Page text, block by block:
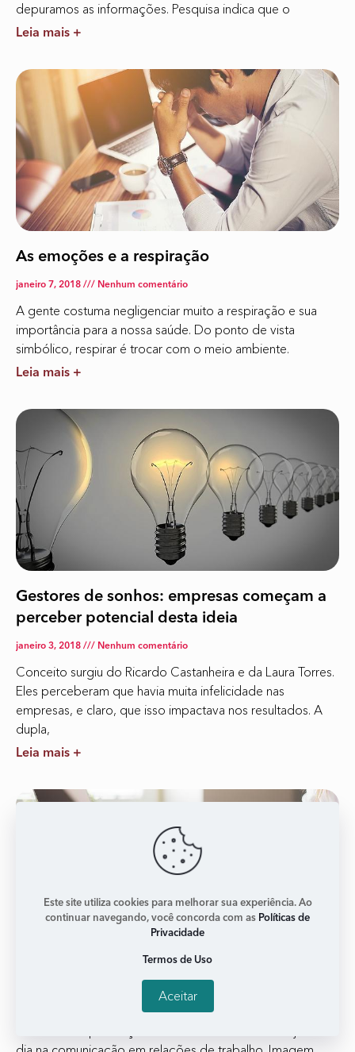
depuramos as informações. Pesquisa indica que o
Leia mais +
As emoções e a respiração
janeiro 7, 2018 Nenhum comentário
A gente costuma negligenciar muito a respiração e sua
importância para a nossa saúde. Do ponto de vista
simbólico, respirar é trocar com o meio ambiente.
Leia mais +
Gestores de sonhos: empresas começam a
perceber potencial desta ideia
janeiro 3, 2018 Nenhum comentário
Conceito surgiu do Ricardo Castanheira e da Laura Torres.
Eles perceberam que havia muita infelicidade nas
empresas, e claro, que isso impactava nos resultados. A
dupla,
Leia mais +
‘Além de ser boas, temos que parecer boas’
Este site utiliza cookies para melhorar sua experiência. Ao
continuar navegando, você concorda com as Políticas de
Privacidade
Termos de Uso
Aceitar